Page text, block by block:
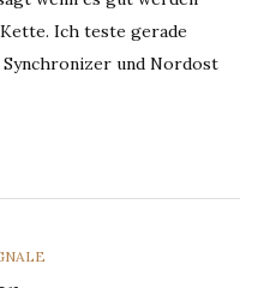
Ich teste gerade
Synchronizer und Nordost